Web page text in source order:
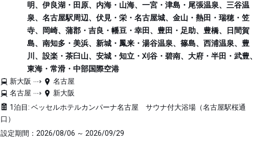
明、伊良湖・田原、内海・山海、一宮・津島・尾張温泉、三谷温
泉、名古屋駅周辺、伏見・栄・名古屋城、金山・熱田・瑞穂・笠
寺、岡崎、蒲郡・吉良・幡豆・幸田、豊田・足助、豊橋、日間賀
島、南知多・美浜、新城・鳳来・湯谷温泉、篠島、西浦温泉、豊
川、設楽・茶臼山、安城・知立・刈谷・碧南、大府・半田・武豊、
東海・常滑・中部国際空港
新大阪
名古屋
名古屋
新大阪
1泊目: ベッセルホテルカンパーナ名古屋 サウナ付大浴場（名古屋駅桜通
口）
設定期間：2026/08/06 ～ 2026/09/29